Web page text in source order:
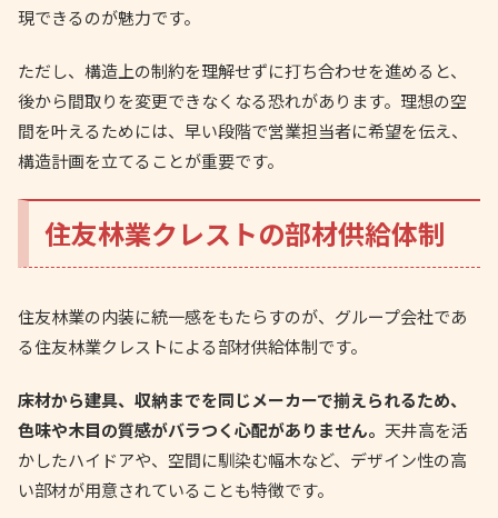
現できるのが魅力です。
ただし、構造上の制約を理解せずに打ち合わせを進めると、
後から間取りを変更できなくなる恐れがあります。理想の空
間を叶えるためには、早い段階で営業担当者に希望を伝え、
構造計画を立てることが重要です。
住友林業クレストの部材供給体制
住友林業の内装に統一感をもたらすのが、グループ会社であ
る住友林業クレストによる部材供給体制です。
床材から建具、収納までを同じメーカーで揃えられるため、
色味や木目の質感がバラつく心配がありません。 天井高を活
かしたハイドアや、空間に馴染む幅木など、デザイン性の高
い部材が用意されていることも特徴です。